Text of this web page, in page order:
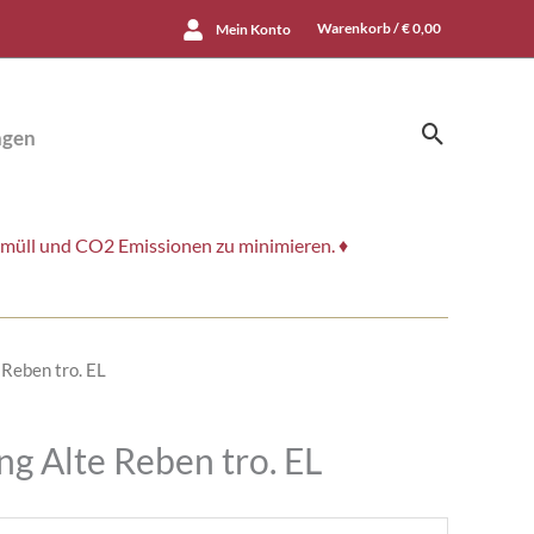
Mein Konto Warenkorb /€0,00
Suchen
und CO2 Emissionen zu minimieren. ♦
tro. EL
Alte Reben tro. EL